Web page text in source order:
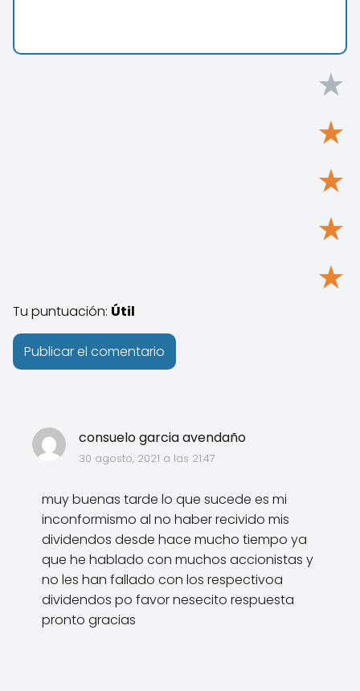
consuelo garcia avendaño
30 agosto, 2021 a las 21:47
muy buenas tarde lo que sucede es mi
inconformismo al no haber recivido mis
dividendos desde hace mucho tiempo ya
que he hablado con muchos accionistas y
no les han fallado con los respectivoa
dividendos po favor nesecito respuesta
pronto gracias
★
★
★
★
★
Tu puntuación: Útil